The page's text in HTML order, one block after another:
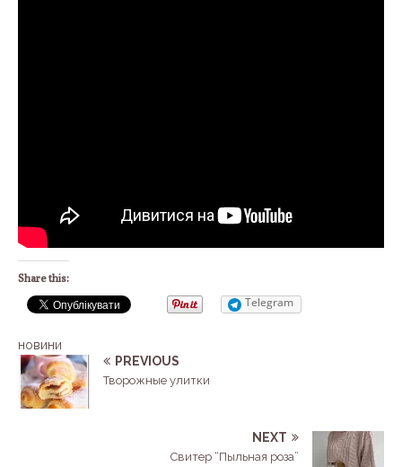
Share this:
Telegram
новини
PREVIOUS
Творожные улитки
NEXT
Свитер “Пыльная роза”